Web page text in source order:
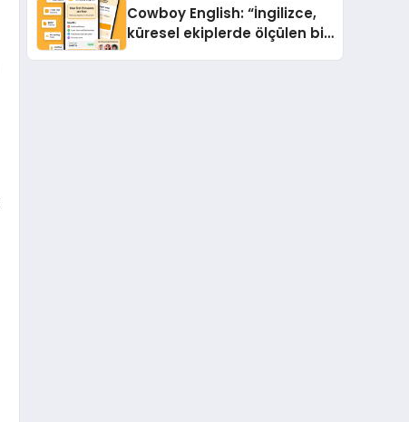
Cowboy English: “İngilizce,
küresel ekiplerde ölçülen bir